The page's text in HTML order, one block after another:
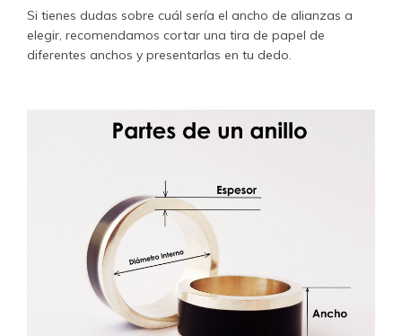
Si tienes dudas sobre cuál sería el ancho de alianzas a
elegir, recomendamos cortar una tira de papel de
diferentes anchos y presentarlas en tu dedo.